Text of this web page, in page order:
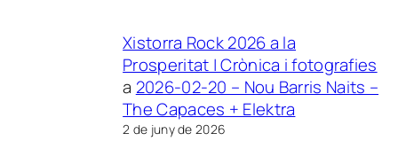
Xistorra Rock 2026 a la
Prosperitat | Crònica i fotografies
a 2026-02-20 – Nou Barris Naits –
The Capaces + Elektra
2 de juny de 2026